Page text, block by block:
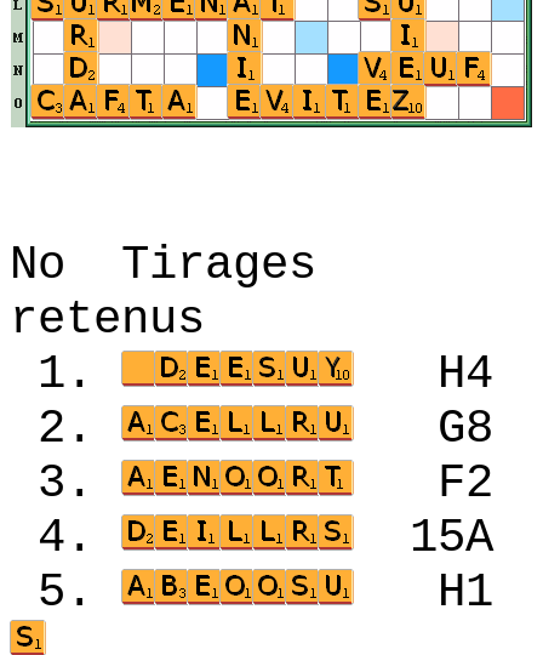
No Tirages
retenus
1.
2.
3.
4.
5.